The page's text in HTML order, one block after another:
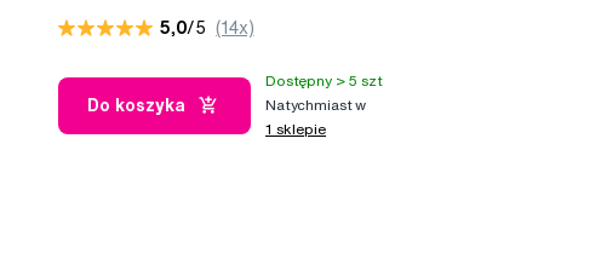
5,0/5 (14x)
Do koszyka
Dostępny > 5 szt
Natychmiast w
1 sklepie